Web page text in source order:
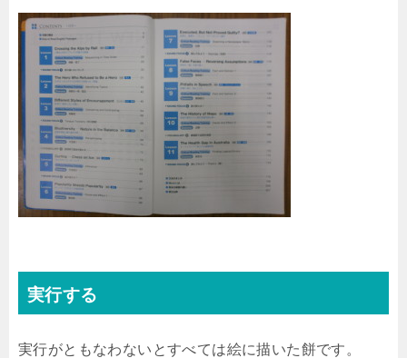
実行する
実行がともなわないとすべては絵に描いた餅です。